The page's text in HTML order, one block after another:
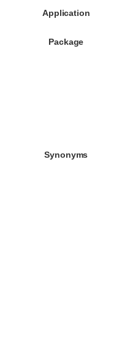
Application
Package
Synonyms